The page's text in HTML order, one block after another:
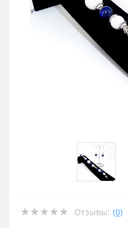
Отзывы: (0)